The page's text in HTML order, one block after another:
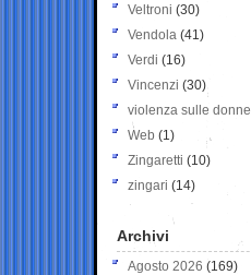
Veltroni (30)
Vendola (41)
Verdi (16)
Vincenzi (30)
violenza sulle donne
Web (1)
Zingaretti (10)
zingari (14)
Archivi
Agosto 2026 (169)